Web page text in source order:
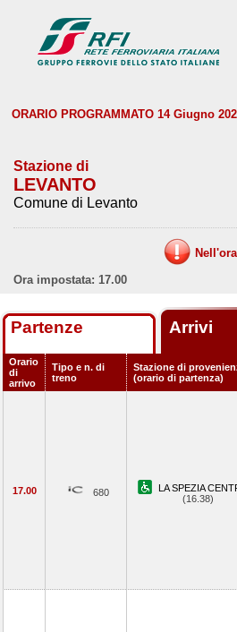
ORARIO PROGRAMMATO 14 Giugno
Stazione di
LEVANTO
Comune di Levanto
Ora impostata: 17.00
Partenze Arrivi
Orario
di
arrivo
Tipo e n. di
treno
Stazione di
(orario di partenza)
17.00 680
LA SPEZIA
(16.38)